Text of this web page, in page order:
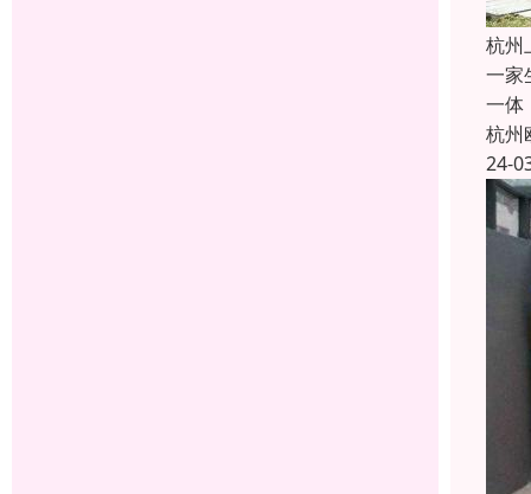
杭州
一家
一体
杭州
24-